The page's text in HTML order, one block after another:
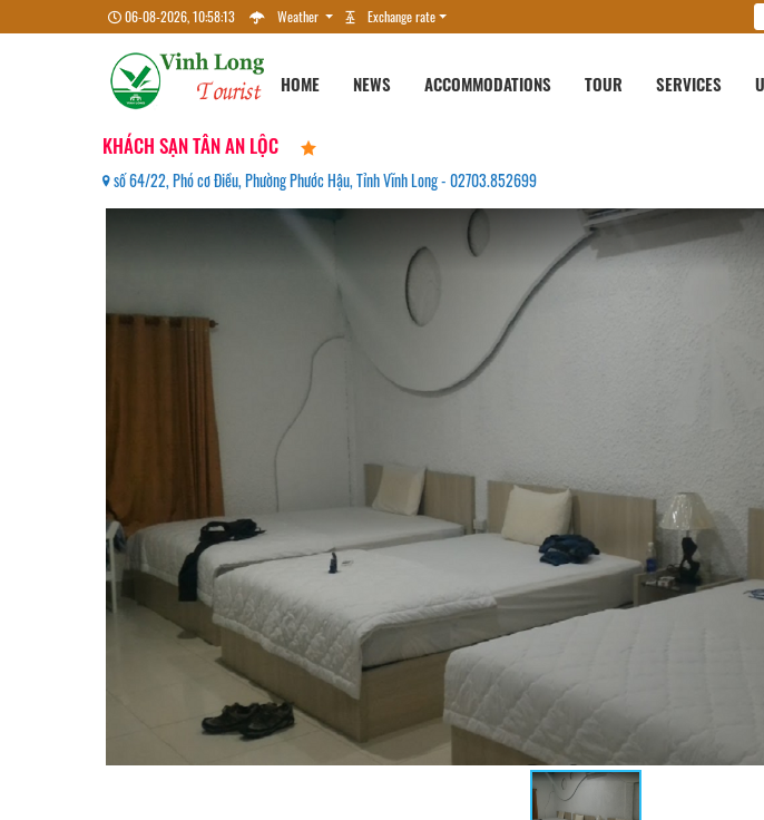
06-08-2026, 10:58:13 Weather Exchange rate
HOME NEWS ACCOMMODATIONS TOUR SERVICES
KHÁCH SẠN TÂN AN LỘC
số 64/22, Phó cơ Điều, Phường Phước Hậu, Tỉnh Vĩnh Long - 02703.852699